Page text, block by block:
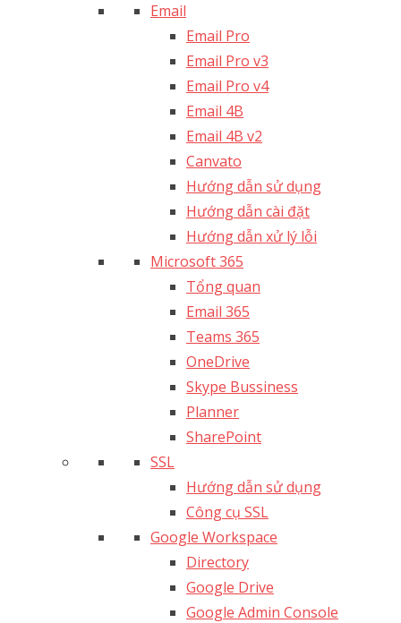
Email
Email Pro
Email Pro v3
Email Pro v4
Email 4B
Email 4B v2
Canvato
Hướng dẫn sử dụng
Hướng dẫn cài đặt
Hướng dẫn xử lý lỗi
Microsoft 365
Tổng quan
Email 365
Teams 365
OneDrive
Skype Bussiness
Planner
SharePoint
SSL
Hướng dẫn sử dụng
Công cụ SSL
Google Workspace
Directory
Google Drive
Google Admin Console